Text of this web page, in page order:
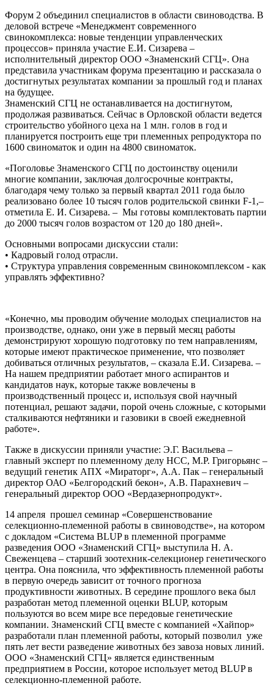
Форум 2 объединил специалистов в области свиноводства. В
деловой встрече «Менеджмент современного
свинокомплекса: новые тенденции управленческих
процессов» приняла участие Е.И. Сизарева –
исполнительный директор ООО «Знаменский СГЦ». Она
представила участникам форума презентацию и рассказала о
достигнутых результатах компании за прошлый год и планах
на будущее.
Знаменский СГЦ не останавливается на достигнутом,
продолжая развиваться. Сейчас в Орловской области ведется
строительство убойного цеха на 1 млн. голов в год и
планируется построить еще три племенных репродуктора по
1600 свиноматок и один на 4800 свиноматок.
«Поголовье Знаменского СГЦ по достоинству оценили
многие компании, заключая долгосрочные контракты,
благодаря чему только за первый квартал 2011 года было
реализовано более 10 тысяч голов родительской свинки F-1,–
отметила Е. И. Сизарева. – Мы готовы комплектовать партии
до 2000 тысяч голов возрастом от 120 до 180 дней».
Основными вопросами дискуссии стали:
• Кадровый голод отрасли.
• Структура управления современным свинокомплексом - как
управлять эффективно?
«Конечно, мы проводим обучение молодых специалистов на
производстве, однако, они уже в первый месяц работы
демонстрируют хорошую подготовку по тем направлениям,
которые имеют практическое применение, что позволяет
добиваться отличных результатов, – сказала Е.И. Сизарева. –
На нашем предприятии работает много аспирантов и
кандидатов наук, которые также вовлечены в
производственный процесс и, используя свой научный
потенциал, решают задачи, порой очень сложные, с которыми
сталкиваются нефтяники и газовики в своей ежедневной
работе».
Также в дискуссии приняли участие: Э.Г. Васильева –
главный эксперт по племенному делу НСС, М.Р. Григорьянс –
ведущий генетик АПХ «Мираторг», А.А. Пак – генеральный
директор ОАО «Белгородский бекон», А.В. Парахневич –
генеральный директор ООО «Вердазернопродукт».
14 апреля прошел семинар «Совершенствование
селекционно-племенной работы в свиноводстве», на котором
с докладом «Система BLUP в племенной программе
разведения ООО «Знаменский СГЦ» выступила Н. А.
Свеженцева – старший зоотехник-селекционер генетического
центра. Она пояснила, что эффективность племенной работы
в первую очередь зависит от точного прогноза
продуктивности животных. В середине прошлого века был
разработан метод племенной оценки BLUP, которым
пользуются во всем мире все передовые генетические
компании. Знаменский СГЦ вместе с компанией «Хайпор»
разработали план племенной работы, который позволил уже
пять лет вести разведение животных без завоза новых линий.
ООО «Знаменский СГЦ» является единственным
предприятием в России, которое использует метод BLUP в
селекционно-племенной работе.